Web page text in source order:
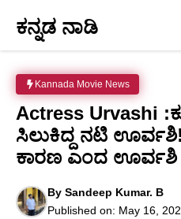
content
ಕನ್ನಡ ನಾಡಿ
Kannada Movie News
Actress Urvashi
ಸಿಲುಕಿದ್ದ ನಟಿ
ಕಾರಣ ಎಂದ ಊರ್ವಶಿ
By Sandeep Kumar. B
Published on: May 16,